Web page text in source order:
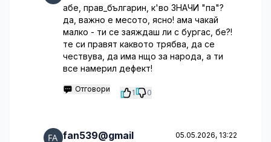
абе, прав_българин, к'во ЗНАЧИ "па"?
да, важно е месото, ясно! ама чакай
малко - ти се заяждаш ли с бургас, бе?!
те си правят каквото трябва, да се
чествува, да има нщо за народа, а ти
все намерил дефект!
Отговори 1 0
fan539@gmail 05.05.2026, 13:22